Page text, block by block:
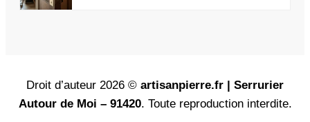
Droit d’auteur 2026 © artisanpierre.fr | Serrurier
Autour de Moi – 91420. Toute reproduction interdite.